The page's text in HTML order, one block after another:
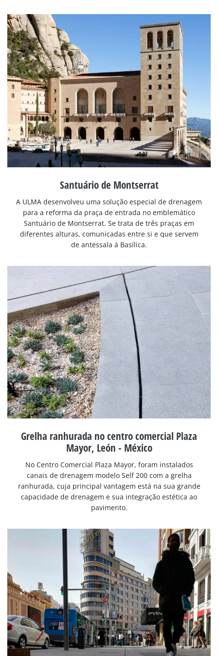
Santuário de Montserrat
A ULMA desenvolveu uma solução especial de drenagem
para a reforma da praça de entrada no emblemático
Santuário de Montserrat. Se trata de três praças em
diferentes alturas, comunicadas entre si e que servem
de antessala à Basílica.
Grelha ranhurada no centro comercial Plaza
Mayor, León - México
No Centro Comercial Plaza Mayor, foram instalados
canais de drenagem modelo Self 200 com a grelha
ranhurada, cuja principal vantagem está na sua grande
capacidade de drenagem e sua integração estética ao
pavimento.